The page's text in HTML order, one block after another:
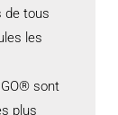
de tous
les
sont
plus